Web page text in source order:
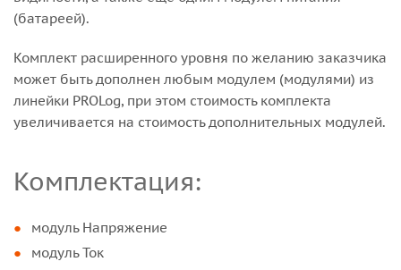
(батареей).
Комплект расширенного уровня по желанию заказчика
может быть дополнен любым модулем (модулями) из
линейки PROLog, при этом стоимость комплекта
увеличивается на стоимость дополнительных модулей.
Комплектация:
модуль Напряжение
модуль Ток